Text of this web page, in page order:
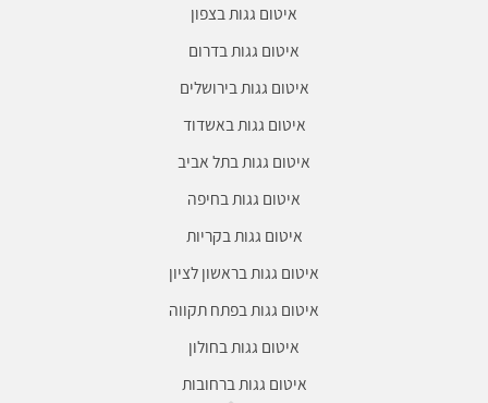
איטום גגות בצפון
איטום גגות בדרום
איטום גגות בירושלים
איטום גגות באשדוד
איטום גגות בתל אביב
איטום גגות בחיפה
איטום גגות בקריות
איטום גגות בראשון לציון
איטום גגות בפתח תקווה
איטום גגות בחולון
איטום גגות ברחובות